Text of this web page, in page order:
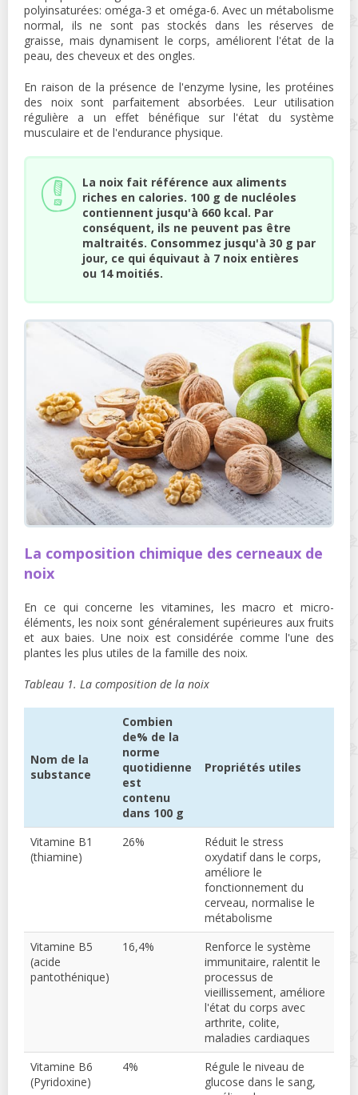
polyinsaturées: oméga-3 et oméga-6. Avec un métabolisme
normal, ils ne sont pas stockés dans les réserves de
graisse, mais dynamisent le corps, améliorent l'état de la
peau, des cheveux et des ongles.
En raison de la présence de l'enzyme lysine, les protéines
des noix sont parfaitement absorbées. Leur utilisation
régulière a un effet bénéfique sur l'état du système
musculaire et de l'endurance physique.
La noix fait référence aux aliments
riches en calories. 100 g de nucléoles
contiennent jusqu'à 660 kcal. Par
conséquent, ils ne peuvent pas être
maltraités. Consommez jusqu'à 30 g par
jour, ce qui équivaut à 7 noix entières
ou 14 moitiés.
La composition chimique des cerneaux de
noix
En ce qui concerne les vitamines, les macro et micro-
éléments, les noix sont généralement supérieures aux fruits
et aux baies. Une noix est considérée comme l'une des
plantes les plus utiles de la famille des noix.
Tableau 1. La composition de la noix
Nom de la
substance
Combien
de% de la
norme
quotidienne
est
contenu
dans 100 g
Propriétés utiles
Vitamine B1
(thiamine)
26%
Réduit le stress
oxydatif dans le corps,
améliore le
fonctionnement du
cerveau, normalise le
métabolisme
Vitamine B5
(acide
pantothénique)
16,4%
Renforce le système
immunitaire, ralentit le
processus de
vieillissement, améliore
l'état du corps avec
arthrite, colite,
maladies cardiaques
Vitamine B6
(Pyridoxine)
4%
Régule le niveau de
glucose dans le sang,